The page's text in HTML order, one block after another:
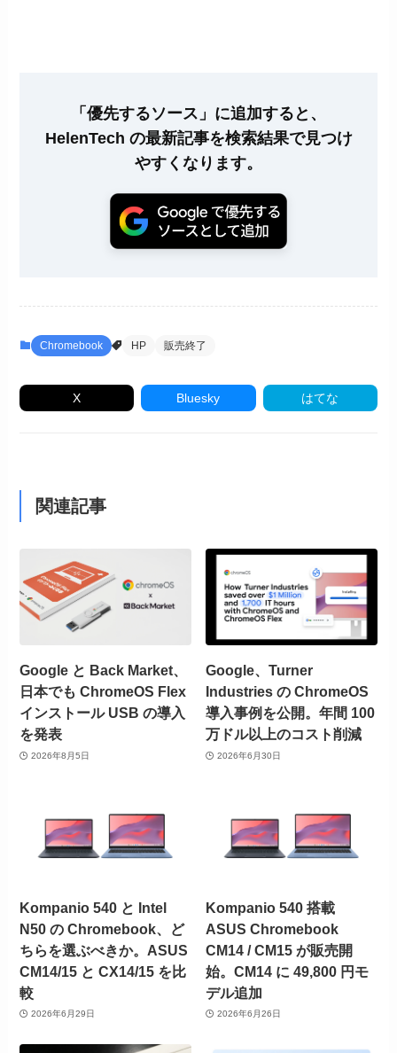
「優先するソース」に追加すると、
HelenTech の最新記事を検索結果で見つけ
やすくなります。
Chromebook HP 販売終了
X Bluesky はてな
関連記事
Google と Back Market、
日本でも ChromeOS Flex
インストール USB の導入
を発表
2026年8月5日
Google、Turner
Industries の ChromeOS
導入事例を公開。年間 100
万ドル以上のコスト削減
2026年6月30日
Kompanio 540 と Intel
N50 の Chromebook、ど
ちらを選ぶべきか。ASUS
CM14/15 と CX14/15 を比
較
2026年6月29日
Kompanio 540 搭載
ASUS Chromebook
CM14 / CM15 が販売開
始。CM14 に 49,800 円モ
デル追加
2026年6月26日